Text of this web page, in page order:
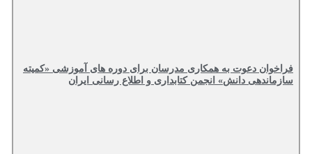
فراخوان دعوت به همکاری مدرسان برای دوره های آموزشی «کمیته
سازماندهی دانش» انجمن کتابداری و اطلاع رسانی ایران